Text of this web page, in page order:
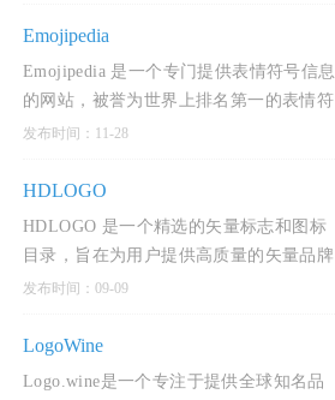
复制和粘贴，以及Emoji大数
Emojipedia
Emojipedia 是一个专门提供表情符号信息
的网站，被誉为世界上排名第一的表情符
号参考网站。该网站由Jeremy Burge于
业、可信赖且最新的表情符
发布时间：11-28
HDLOGO
HDLOGO 是一个精选的矢量标志和图标
目录，旨在为用户提供高质量的矢量品牌
标志和图标资源。一个专注于高质量矢量
师、营销人员及企业用户提供丰富的品牌
标识资源。该平台每天都会更
发布时间：09-09
LogoWine
Logo.wine是一个专注于提供全球知名品